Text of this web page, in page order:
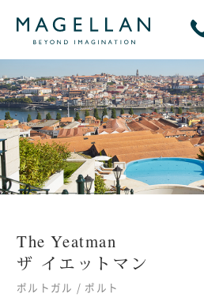
非日常をたの
トラベルジャ
SPECIAL
期間限定オフ
The Yeatman
ザ イエットマン
ポルトガル / ポルト